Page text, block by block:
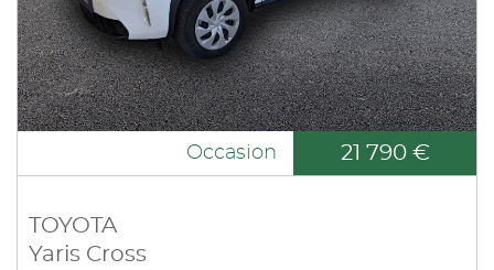
Occasion 21 790 €
TOYOTA
Yaris Cross